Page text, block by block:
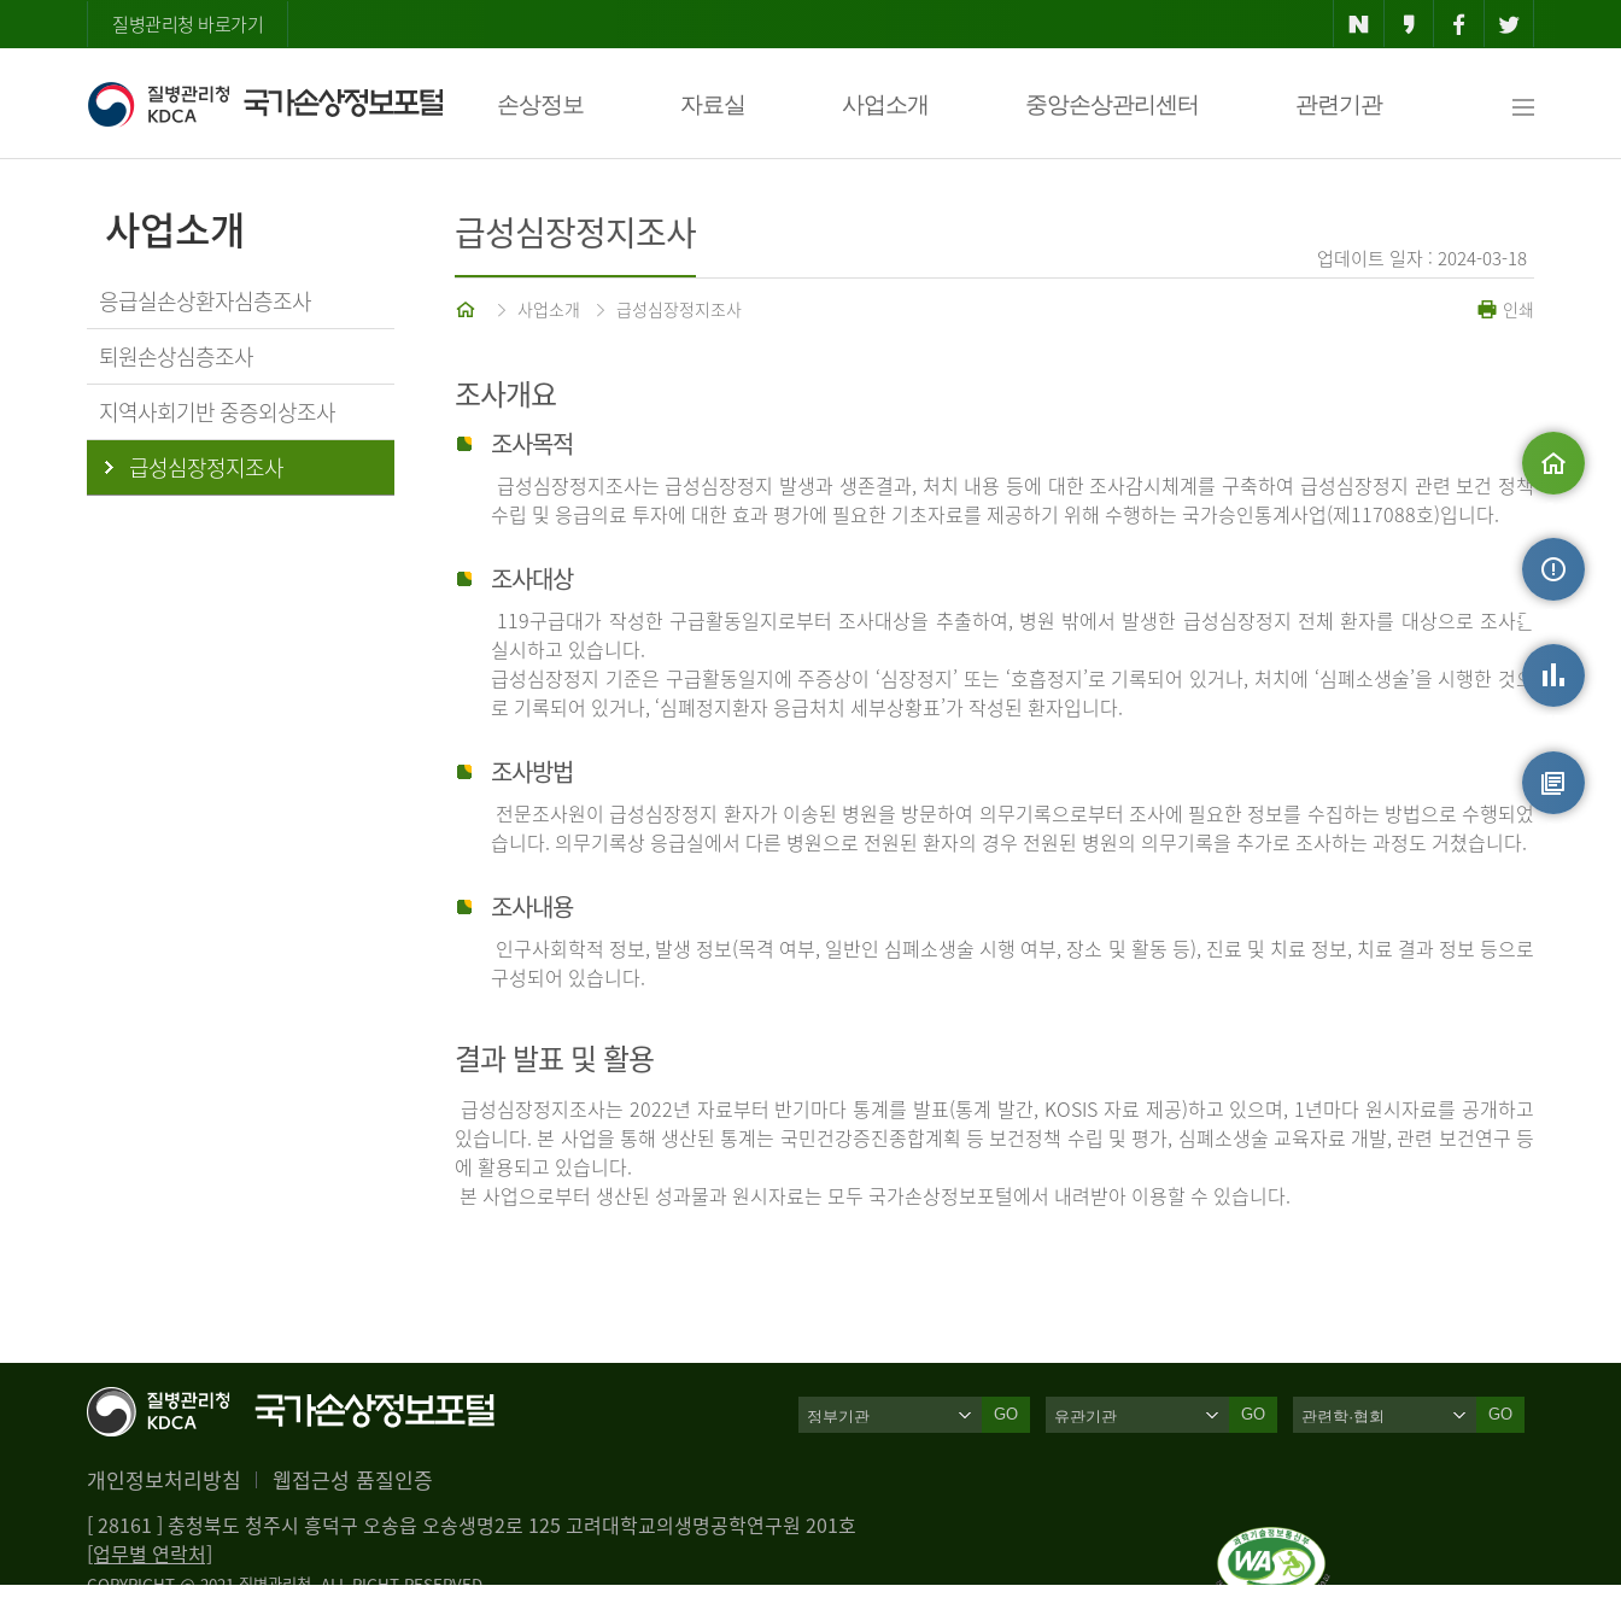
질병관리청 바로가기
손상정보 자료실 사업소개 중앙손상관리센터 관련기관
맵
사업소개
응급실손상환자심층조사
퇴원손상심층조사
지역사회기반 중증외상조사
급성심장정지조사
업데이트 일자 : 2024-03-18
급성심장정지조사
홈 사업소개 급성심장정지조사 인쇄
조사개요
조사목적
급성심장정지조사는 급성심장정지 발생과 생존결과, 처치 내용 등에 대한 조사감시체계를 구축하여 급성심장정지 관련 보건 정책
수립 및 응급의료 투자에 대한 효과 평가에 필요한 기초자료를 제공하기 위해 수행하는 국가승인통계사업(제117088호)입니다.
조사대상
119구급대가 작성한 구급활동일지로부터 조사대상을 추출하여, 병원 밖에서 발생한 급성심장정지 전체 환자를 대상으로 조사를
실시하고 있습니다.
급성심장정지 기준은 구급활동일지에 주증상이 ‘심장정지’ 또는 ‘호흡정지’로 기록되어 있거나, 처치에 ‘심폐소생술’을 시행한 것으
로 기록되어 있거나, ‘심폐정지환자 응급처치 세부상황표’가 작성된 환자입니다.
조사방법
전문조사원이 급성심장정지 환자가 이송된 병원을 방문하여 의무기록으로부터 조사에 필요한 정보를 수집하는 방법으로 수행되었
습니다. 의무기록상 응급실에서 다른 병원으로 전원된 환자의 경우 전원된 병원의 의무기록을 추가로 조사하는 과정도 거쳤습니다.
조사내용
인구사회학적 정보, 발생 정보(목격 여부, 일반인 심폐소생술 시행 여부, 장소 및 활동 등), 진료 및 치료 정보, 치료 결과 정보 등으로
구성되어 있습니다.
결과 발표 및 활용
급성심장정지조사는 2022년 자료부터 반기마다 통계를 발표(통계 발간, KOSIS 자료 제공)하고 있으며, 1년마다 원시자료를 공개하고
있습니다. 본 사업을 통해 생산된 통계는 국민건강증진종합계획 등 보건정책 수립 및 평가, 심폐소생술 교육자료 개발, 관련 보건연구 등
에 활용되고 있습니다.
본 사업으로부터 생산된 성과물과 원시자료는 모두 국가손상정보포털에서 내려받아 이용할 수 있습니다.
개인정보처리방침 웹접근성 품질인증
GO GO GO
[ 28161 ] 충청북도 청주시 흥덕구 오송읍 오송생명2로 125 고려대학교의생명공학연구원 201호
[업무별 연락처]
COPYRIGHT @ 2021 질병관리청. ALL RIGHT RESERVED
손상정보
원시자료